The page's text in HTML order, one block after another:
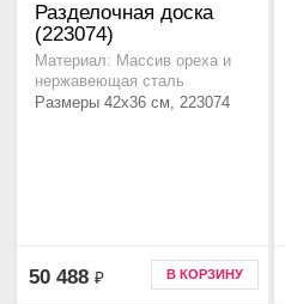
Разделочная доска
(223074)
Материал: Массив ореха и
нержавеющая сталь
Размеры 42x36 см, 223074
50 488 ₽ В КОРЗИНУ